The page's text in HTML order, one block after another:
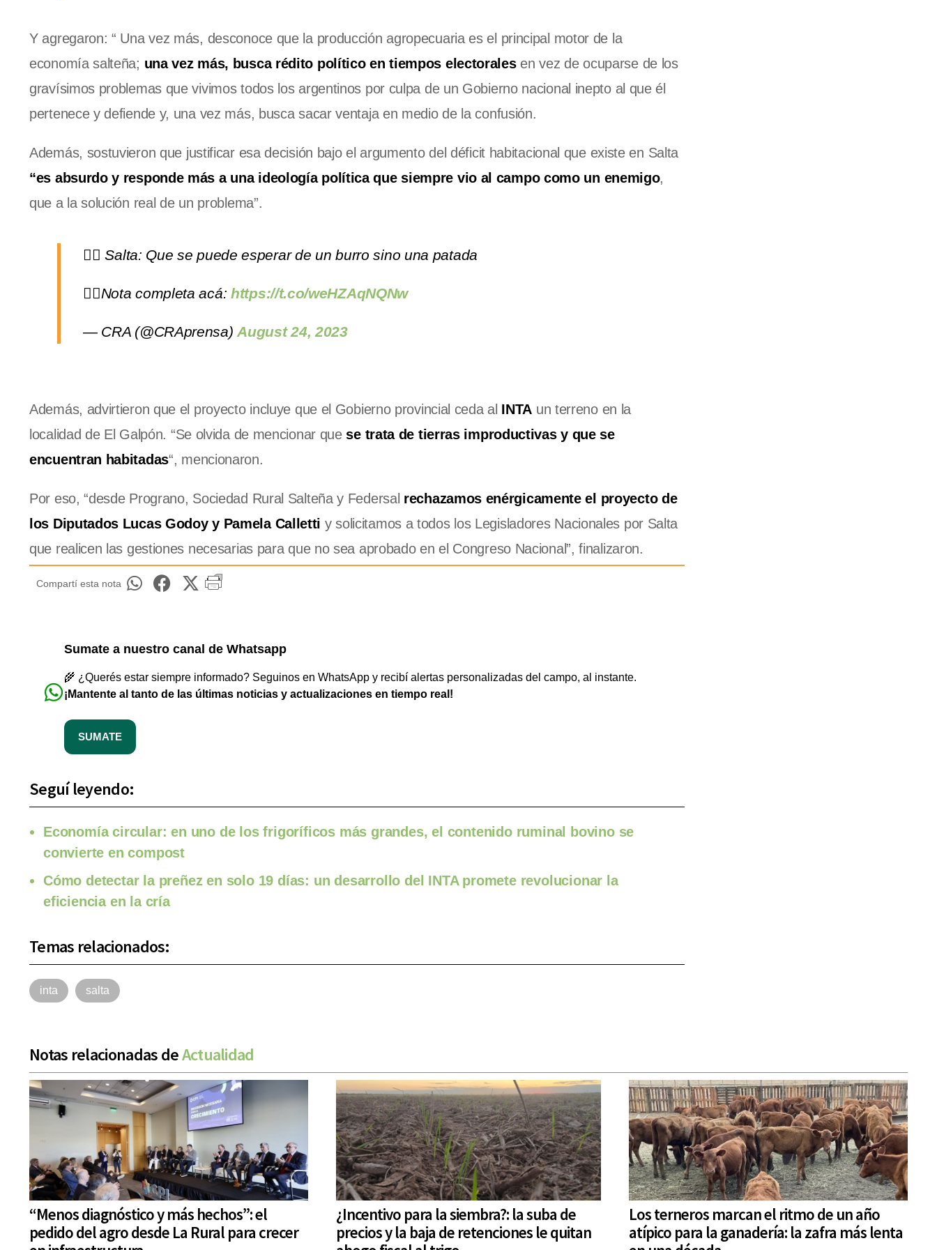
Y agregaron: “ Una vez más, desconoce que la producción agropecuaria es el principal motor de la
economía salteña; una vez más, busca rédito político en tiempos electoralesen vez de ocuparse de los
gravísimos problemas que vivimos todos los argentinos por culpa de un Gobierno nacional inepto al que él
pertenece y defiende y, una vez más, busca sacar ventaja en medio de la confusión.
Además, sostuvieron que justificar esa decisión bajo el argumento del déficit habitacional que existe en Salta
“es absurdo y responde más a una ideología política que siempre vio al campo como un enemigo,
que a la solución real de un problema”.
👉🏻 Salta: Que se puede esperar de un burro sino una patada
👉🏻Nota completa acá: https://t.co/weHZAqNQNw
— CRA (@CRAprensa)August 24, 2023
Además, advirtieron que el proyecto incluye que el Gobierno provincial ceda al INTA un terreno en la
localidad de El Galpón. “Se olvida de mencionar quese trata de tierras improductivas y que se
encuentran habitadas“, mencionaron.
Por eso, “desde Prograno, Sociedad Rural Salteña y Federsal rechazamos enérgicamente el proyecto de
los Diputados Lucas Godoy y Pamela Calletti y solicitamos a todos los Legisladores Nacionales por Salta
que realicen las gestiones necesarias para que no sea aprobado en el Congreso Nacional”, finalizaron.
Compartí esta nota
Sumate a nuestro canal de Whatsapp
🌾 ¿Querés estar siempre informado? Seguinos en WhatsApp y recibí alertas personalizadas del campo, al instante.
¡Mantente al tanto de las últimas noticias y actualizaciones en tiempo real!
SUMATE
Seguí leyendo:
Economía circular: en uno de los frigoríficos más grandes, el contenido ruminal bovino se
convierte en compost
Cómo detectar la preñez en solo 19 días: un desarrollo del INTA promete revolucionar la
eficiencia en la cría
Temas relacionados:
inta salta
Notas relacionadas deActualidad
“Menos diagnóstico y más hechos”: el
pedido del agro desde La Rural para crecer
¿Incentivo para la siembra?: la suba de
precios y la baja de retenciones le quitan
Los terneros marcan el ritmo de un año
atípico para la ganadería: la zafra más lenta